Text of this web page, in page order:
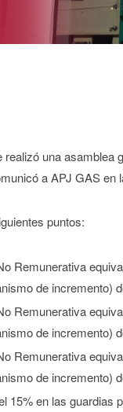
una asamblea
a APJ GAS
puntos:
Remunerativa
de incremento)
Remunerativa
de incremento)
Remunerativa
de incremento)
15% en las guardias